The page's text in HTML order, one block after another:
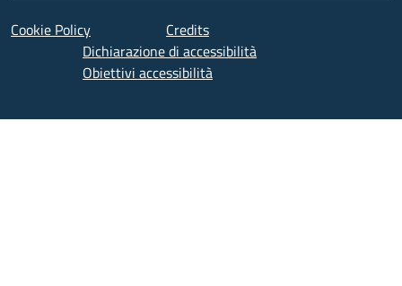
Cookie Policy
Credits
Dichiarazione di accessibilità
Obiettivi accessibilità